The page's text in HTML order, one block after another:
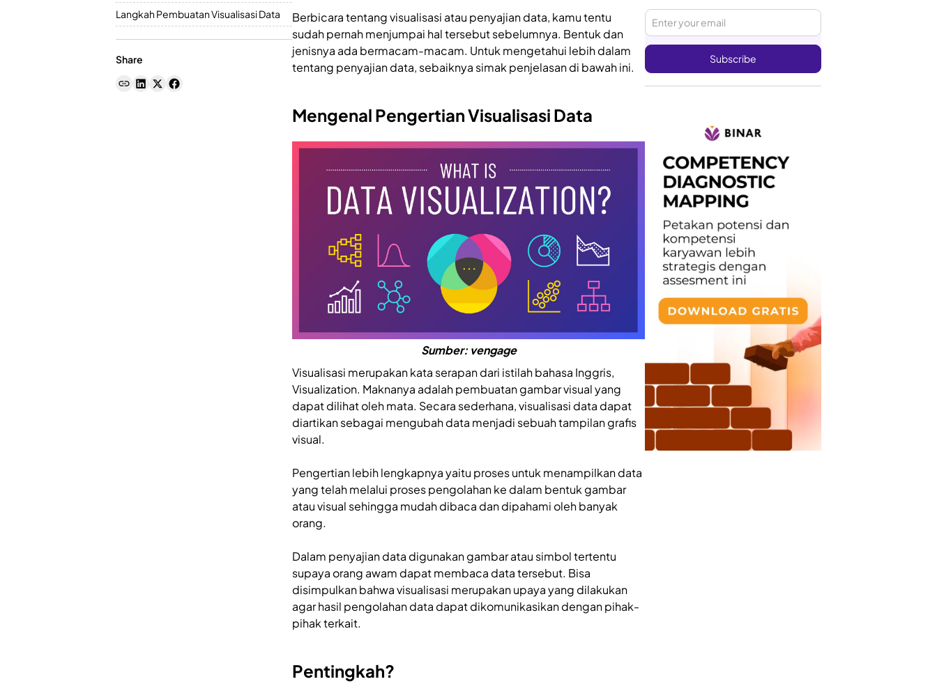
Langkah Pembuatan Visualisasi Data
Share
Berbicara tentang visualisasi atau penyajian data, kamu tentu
sudah pernah menjumpai hal tersebut sebelumnya. Bentuk dan
jenisnya ada bermacam-macam. Untuk mengetahui lebih dalam
tentang penyajian data, sebaiknya simak penjelasan di bawah ini.
Mengenal Pengertian Visualisasi Data
Sumber: vengage
Visualisasi merupakan kata serapan dari istilah bahasa Inggris,
Visualization. Maknanya adalah pembuatan gambar visual yang
dapat dilihat oleh mata. Secara sederhana, visualisasi data dapat
diartikan sebagai mengubah data menjadi sebuah tampilan grafis
visual.
Pengertian lebih lengkapnya yaitu proses untuk menampilkan data
yang telah melalui proses pengolahan ke dalam bentuk gambar
atau visual sehingga mudah dibaca dan dipahami oleh banyak
orang.
Dalam penyajian data digunakan gambar atau simbol tertentu
supaya orang awam dapat membaca data tersebut. Bisa
disimpulkan bahwa visualisasi merupakan upaya yang dilakukan
agar hasil pengolahan data dapat dikomunikasikan dengan pihak-
pihak terkait.
Pentingkah?